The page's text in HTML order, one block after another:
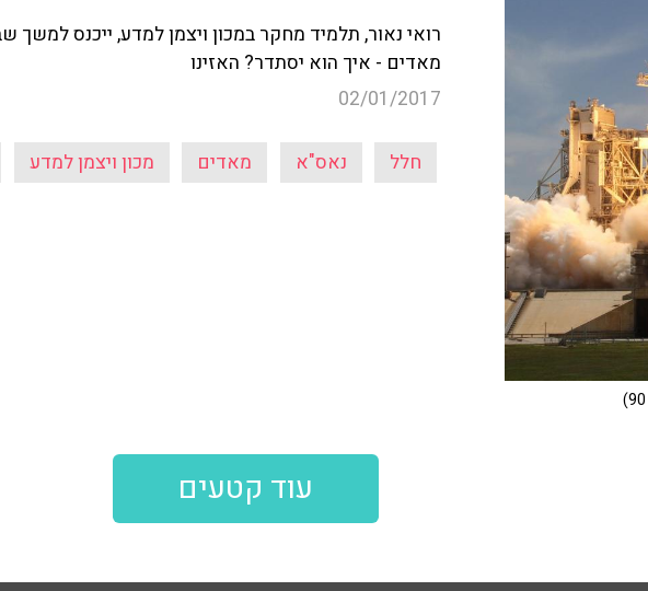
רואי נאור, תלמיד מחקר במכון ויצמן למדע, ייכנס
מאדים - איך הוא יסתדר? האזינו
02/01/2017
חלל נאס"א מאדים מכון ויצמן למדע
עוד קטעים